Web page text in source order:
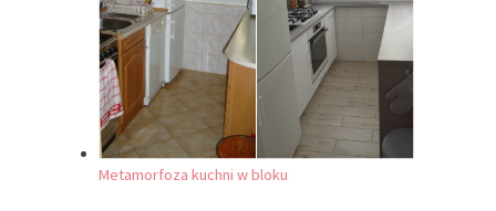
Metamorfoza kuchni w bloku